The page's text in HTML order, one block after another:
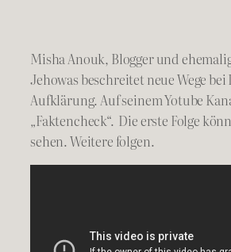
Misha Anouk, Blogger und
Jehowas beschreitet neue Wege
Aufklärung. Auf seinem Yotube
„Faktencheck“. Die erste Folge
sehen. Weitere folgen.